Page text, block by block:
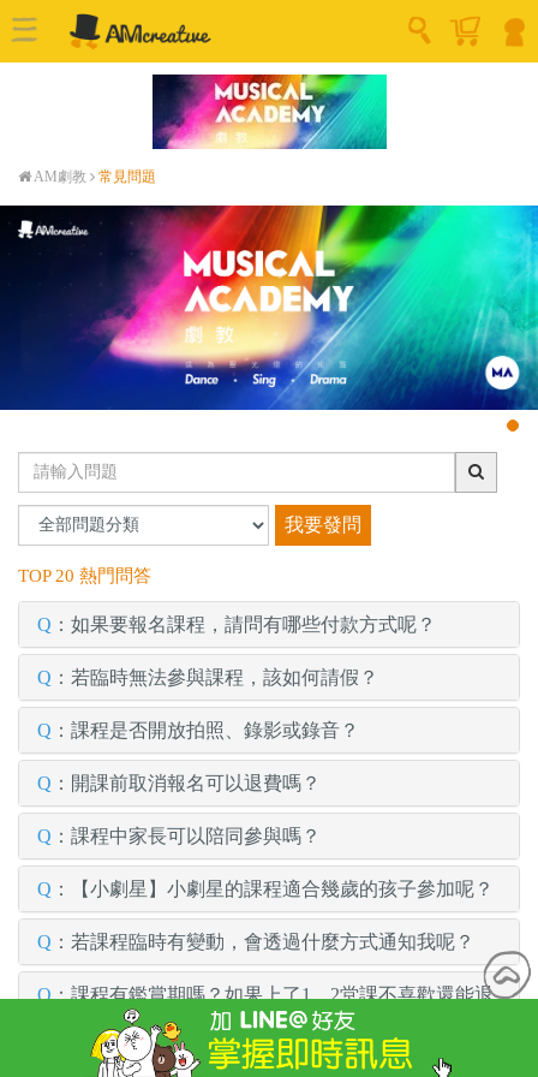
AM劇教 常見問題
我要發問
TOP 20 熱門問答
Q ：如果要報名課程，請問有哪些付款方式呢？
Q ：若臨時無法參與課程，該如何請假？
Q ：課程是否開放拍照、錄影或錄音？
Q ：開課前取消報名可以退費嗎？
Q ：課程中家長可以陪同參與嗎？
Q ：【小劇星】小劇星的課程適合幾歲的孩子參加呢？
Q ：若課程臨時有變動，會透過什麼方式通知我呢？
Q：課程有鑑賞期嗎？如果上了1、2堂課不喜歡還能退
：到達教室後要怎麼樣開始進行課程？